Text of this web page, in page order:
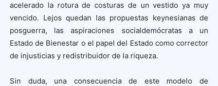
acelerado la rotura de costuras de un vestido ya muy
vencido. Lejos quedan las propuestas keynesianas de
posguerra, las aspiraciones socialdemócratas a un
Estado de Bienestar o el papel del Estado como corrector
de injusticias y redistribuidor de la riqueza.
Sin duda, una consecuencia de este modelo de